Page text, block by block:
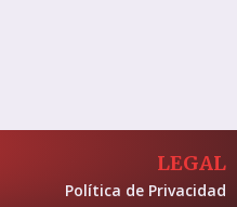
LEGAL
Política de Privacidad